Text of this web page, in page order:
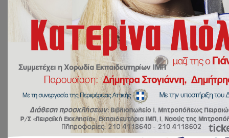
20 Μαρτίου 2024 NEA,ΔΡΑΣΕΙΣ
by